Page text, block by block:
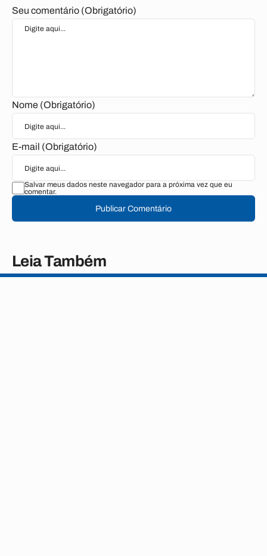
Seu comentário (Obrigatório)
Nome (Obrigatório)
E-mail (Obrigatório)
Salvar meus dados neste navegador para a próxima vez que eu
comentar.
Publicar Comentário
Leia Também